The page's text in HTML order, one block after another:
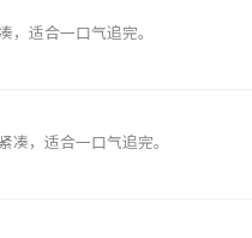
适合一口气追完。
，适合一口气追完。